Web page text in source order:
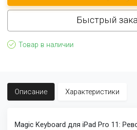
Быстрый
Товар в наличии
Описание Характеристики
Magic Keyboard для iPad Pro 11: